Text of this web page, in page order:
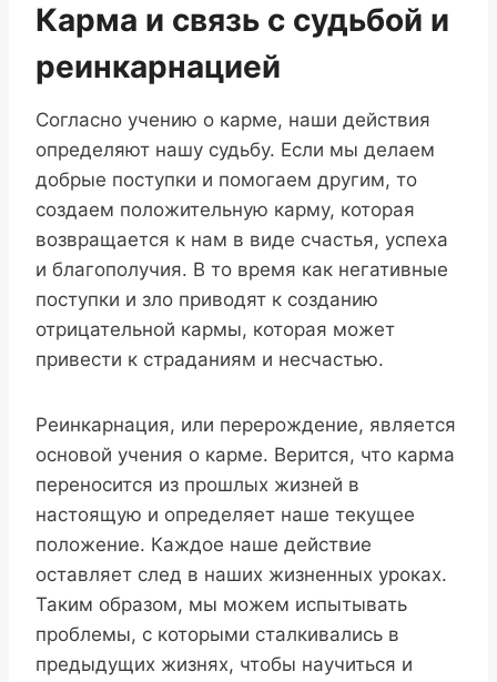
Карма и связь с судьбой и
реинкарнацией
Согласно учению о карме, наши действия
определяют нашу судьбу. Если мы делаем
добрые поступки и помогаем другим, то
создаем положительную карму, которая
возвращается к нам в виде счастья, успеха
и благополучия. В то время как негативные
поступки и зло приводят к созданию
отрицательной кармы, которая может
привести к страданиям и несчастью.
Реинкарнация, или перерождение, является
основой учения о карме. Верится, что карма
переносится из прошлых жизней в
настоящую и определяет наше текущее
положение. Каждое наше действие
оставляет след в наших жизненных уроках.
Таким образом, мы можем испытывать
проблемы, с которыми сталкивались в
предыдущих жизнях, чтобы научиться и